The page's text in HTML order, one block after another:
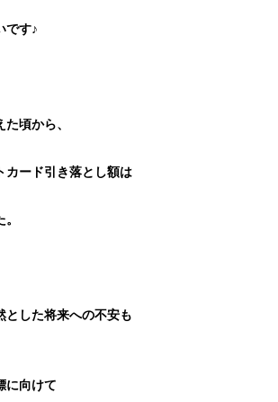
です♪
頃から、
カード引き落とし額は
とした将来への不安も
に向けて